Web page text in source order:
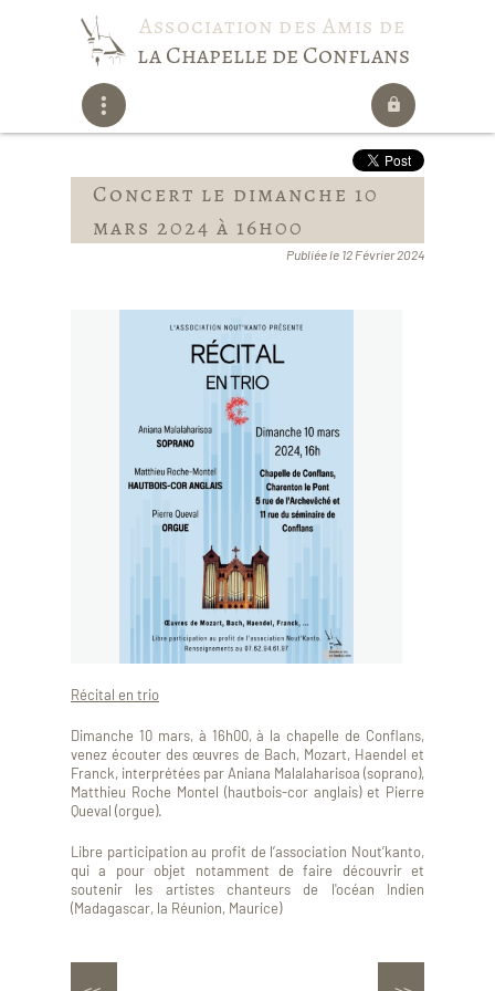
Association des Amis de
la Chapelle de Conflans
Concert le dimanche 10
mars 2024 à 16h00
Publiée le 12 Février 2024
Récital en trio
Dimanche 10 mars, à 16h00, à la chapelle de Conflans,
venez écouter des œuvres de Bach, Mozart, Haendel et
Franck, interprétées par Aniana Malalaharisoa (soprano),
Matthieu Roche Montel (hautbois-cor anglais) et Pierre
Queval (orgue).
Libre participation au profit de l’association Nout’kanto,
qui a pour objet notamment de faire découvrir et
soutenir les artistes chanteurs de l'océan Indien
(Madagascar, la Réunion, Maurice)